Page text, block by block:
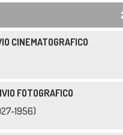
CINEMATOGRAFICO
FOTOGRAFICO
1956)